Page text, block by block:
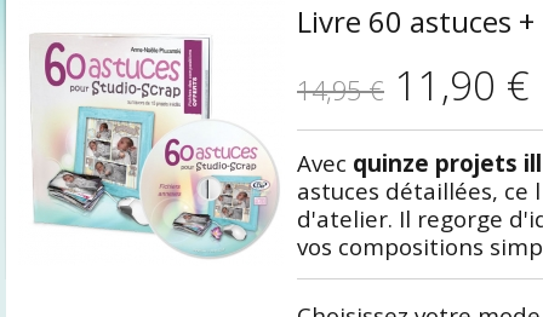
Livre 60 astuces
14,95 € 11,90 €
Avec quinze projets
astuces détaillées,
d'atelier. Il regorge
vos compositions